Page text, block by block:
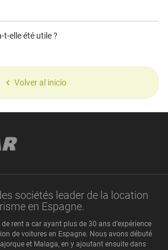
elle été utile ?
Volver al inicio
sociétés leader de la location
en Espagne.
rent a car ayant plus de 30 ans d’expérience
de voitures en Espagne. Nous avons débuté
et Malaga, en y ajoutant ensuite dans